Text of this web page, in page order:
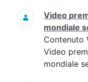
Video
mondiale
Contenuto
Video
mondiale